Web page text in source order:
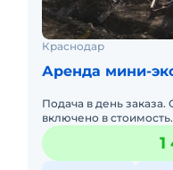
Краснодар
Аренда мини-
Подача в день
включено в
1